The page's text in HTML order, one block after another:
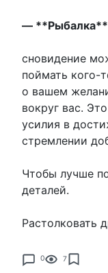
—
сновидение
поймать кого-
о вашем
вокруг вас.
усилия в
стремлении
Чтобы лучше
деталей.
Растолковать
0 7